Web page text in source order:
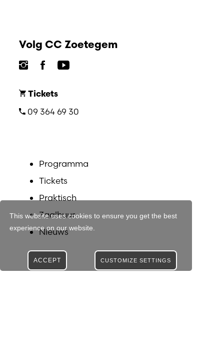
This website uses cookies to ensure you get the best
experience on our website.
CUSTOMIZE SETTINGS
ACCEPT
Volg CC Zoetegem
Tickets
09 364 69 30
Programma
Tickets
Praktisch
Zaalhuur
Nieuws